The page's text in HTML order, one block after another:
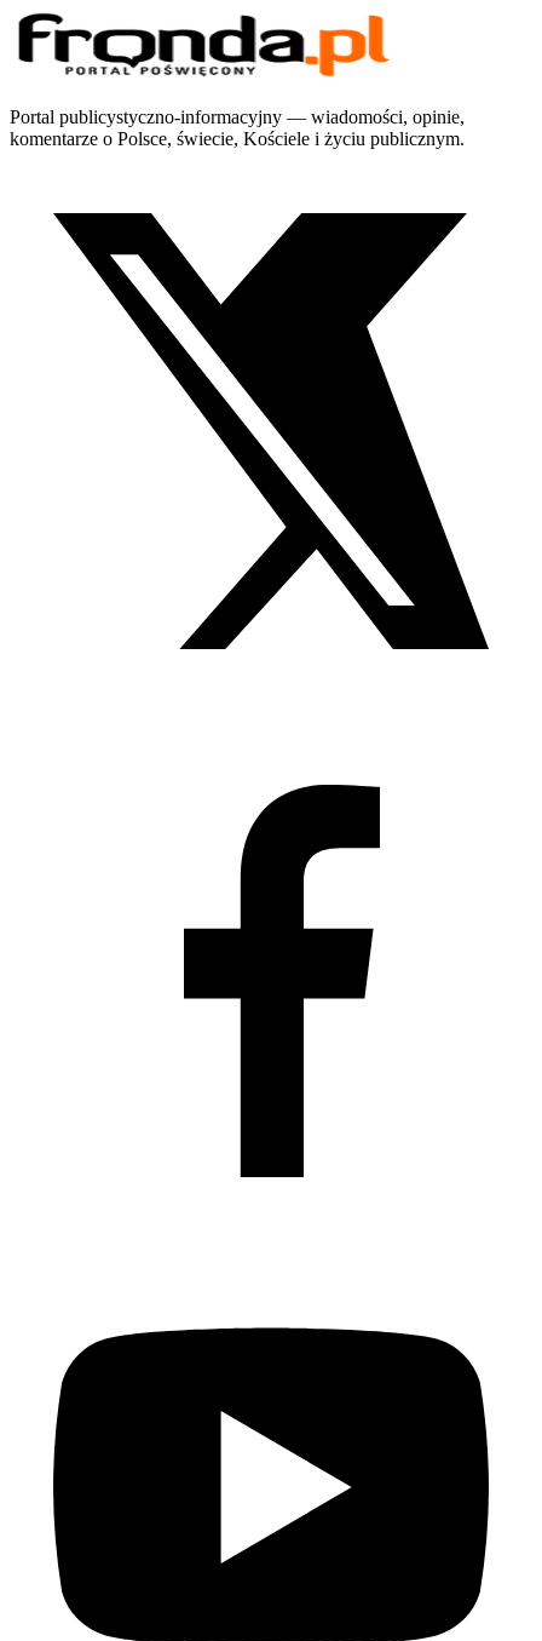
Portal publicystyczno-informacyjny — wiadomości, opinie,
komentarze o Polsce, świecie, Kościele i życiu publicznym.